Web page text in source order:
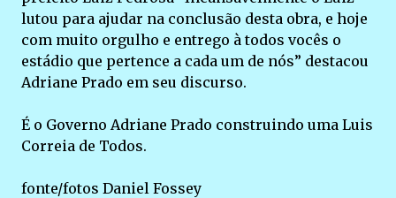
lutou para ajudar na conclusão desta obra, e hoje
com muito orgulho e entrego à todos vocês o
estádio que pertence a cada um de nós” destacou
Adriane Prado em seu discurso.
É o Governo Adriane Prado construindo uma Luis
Correia de Todos.
fonte/fotos Daniel Fossey